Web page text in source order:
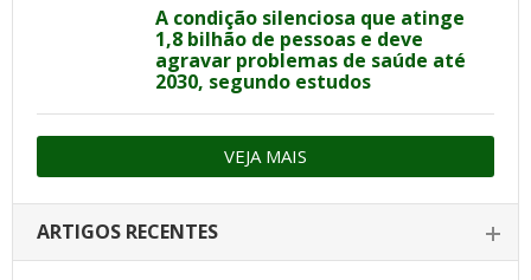
A condição silenciosa que atinge
1,8 bilhão de pessoas e deve
agravar problemas de saúde até
2030, segundo estudos
VEJA MAIS
ARTIGOS RECENTES